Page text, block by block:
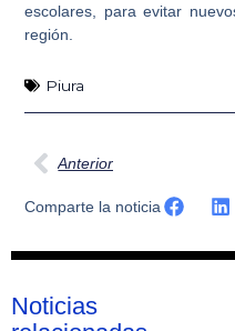
escolares, para evitar
región.
Piura
Ant
Anterior
Comparte la noticia
Noticias